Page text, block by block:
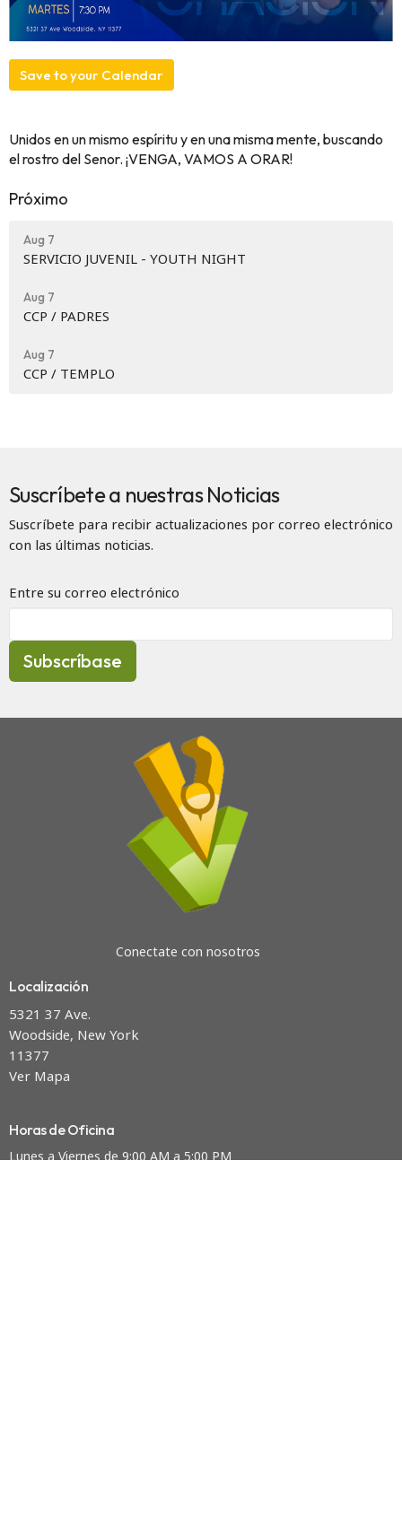
Save to your Calendar
Unidos en un mismo espíritu y en una misma mente, buscando
el rostro del Senor. ¡VENGA, VAMOS A ORAR!
Próximo
Aug 7
SERVICIO JUVENIL - YOUTH NIGHT
Aug 7
CCP / PADRES
Aug 7
CCP / TEMPLO
Suscríbete a nuestras Noticias
Suscríbete para recibir actualizaciones por correo electrónico
con las últimas noticias.
Entre su correo electrónico
Subscríbase
Conectate con nosotros
Localización
5321 37 Ave.
Woodside, New York
11377
Ver Mapa
Horas de Oficina
Lunes a Viernes de 9:00 AM a 5:00 PM